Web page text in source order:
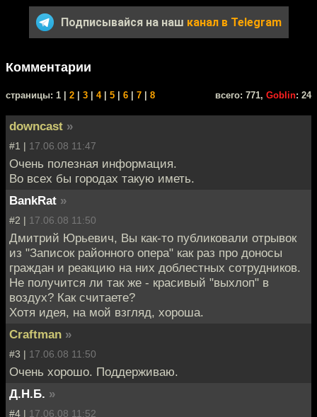
Подписывайся на наш канал в Telegram
Комментарии
cтраницы: 1 | 2 3 4| 5 6 7 8 всего: 771, Goblin: 24
downcast »
#1 | 17.06.08 11:47
Очень полезная информация.
Во всех бы городах такую иметь.
BankRat »
#2 | 17.06.08 11:50
Дмитрий Юрьевич, Вы как-то публиковали отрывок
из "Записок районного опера" как раз про доносы
граждан и реакцию на них доблестных сотрудников.
Не получится ли так же - красивый "выхлоп" в
воздух? Как считаете?
Хотя идея, на мой взгляд, хороша.
Craftman »
#3 | 17.06.08 11:50
Очень хорошо. Поддерживаю.
Д.Н.Б. »
#4 | 17.06.08 11:52